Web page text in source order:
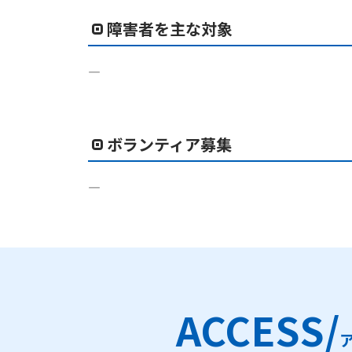
障害者を主な対象
―
ボランティア募集
―
ACCESS/